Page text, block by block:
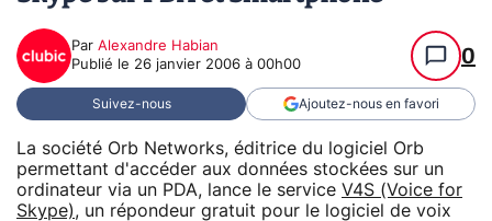
Par Alexandre Habian
Publié le 26 janvier 2006 à 00h00 0
Suivez-nous Ajoutez-nous en favori
La société Orb Networks, éditrice du logiciel Orb
permettant d'accéder aux données stockées sur un
ordinateur via un PDA, lance le service V4S (Voice for
Skype), un répondeur gratuit pour le logiciel de voix